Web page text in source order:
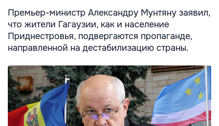
Премьер-министр Александру Мунтяну заявил,
что жители Гагаузии, как и население
Приднестровья, подвергаются пропаганде,
направленной на дестабилизацию страны.